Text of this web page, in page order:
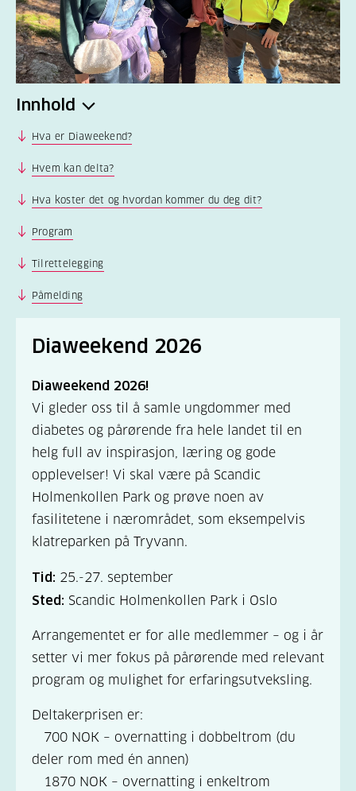
Innhold
Hva er Diaweekend?
Hvem kan delta?
Hva koster det og hvordan kommer du deg dit?
Program
Tilrettelegging
Påmelding
Diaweekend 2026
Diaweekend 2026!
Vi gleder oss til å samle ungdommer med
diabetes og pårørende fra hele landet til en
helg full av inspirasjon, læring og gode
opplevelser! Vi skal være på Scandic
Holmenkollen Park og prøve noen av
fasilitetene i nærområdet, som eksempelvis
klatreparken på Tryvann.
Tid: 25.-27. september
Sted: Scandic Holmenkollen Park i Oslo
Arrangementet er for alle medlemmer – og i år
setter vi mer fokus på pårørende med relevant
program og mulighet for erfaringsutveksling.
Deltakerprisen er:
700 NOK – overnatting i dobbeltrom (du
deler rom med én annen)
1870 NOK – overnatting i enkeltrom